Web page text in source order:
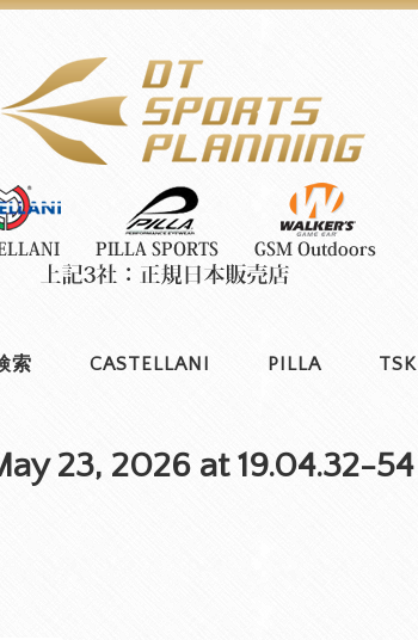
索 CASTELLANI PILLA TSK
23, 2026 at 19.04.32-54